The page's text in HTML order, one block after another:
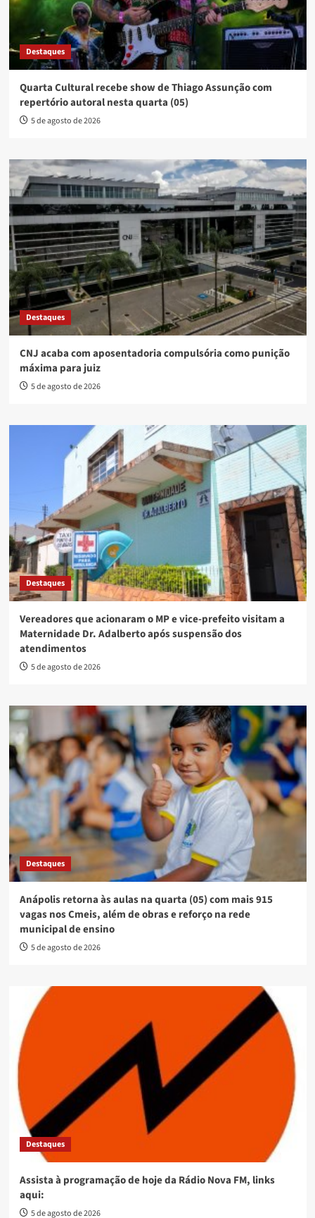
Destaques
Quarta Cultural recebe show de Thiago Assunção com
repertório autoral nesta quarta (05)
5 de agosto de 2026
Destaques
CNJ acaba com aposentadoria compulsória como punição
máxima para juiz
5 de agosto de 2026
Destaques
Vereadores que acionaram o MP e vice-prefeito visitam a
Maternidade Dr. Adalberto após suspensão dos
atendimentos
5 de agosto de 2026
Destaques
Anápolis retorna às aulas na quarta (05) com mais 915
vagas nos Cmeis, além de obras e reforço na rede
municipal de ensino
5 de agosto de 2026
Destaques
Assista à programação de hoje da Rádio Nova FM, links
aqui:
5 de agosto de 2026